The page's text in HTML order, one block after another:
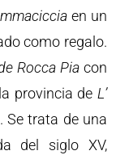
en un
como regalo.
Rocca Piacon
provincia de L’
. Se trata de una
del siglo XV,